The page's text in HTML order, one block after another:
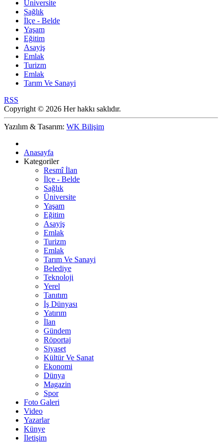
Üniversite
Sağlık
İlçe - Belde
Yaşam
Eğitim
Asayiş
Emlak
Turizm
Emlak
Tarım Ve Sanayi
RSS
Copyright © 2026 Her hakkı saklıdır.
Yazılım & Tasarım: WK Bilişim
Anasayfa
Kategoriler
Resmî İlan
İlçe - Belde
Sağlık
Üniversite
Yaşam
Eğitim
Asayiş
Emlak
Turizm
Emlak
Tarım Ve Sanayi
Belediye
Teknoloji
Yerel
Tanıtım
İş Dünyası
Yatırım
İlan
Gündem
Röportaj
Siyaset
Kültür Ve Sanat
Ekonomi
Dünya
Magazin
Spor
Foto Galeri
Video
Yazarlar
Künye
İletişim